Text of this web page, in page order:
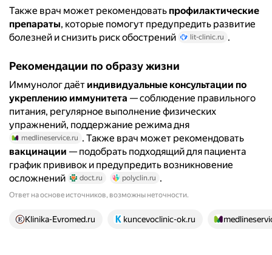
Также врач может рекомендовать профилактические
препараты, которые помогут предупредить развитие
болезней и снизить риск обострений
lit-clinic.ru .
Рекомендации по образу жизни
Иммунолог даёт индивидуальные консультации по
укреплению иммунитета — соблюдение правильного
питания, регулярное выполнение физических
упражнений, поддержание режима дня
medlineservice.ru . Также врач может рекомендовать
вакцинации — подобрать подходящий для пациента
график прививок и предупредить возникновение
осложнений
doct.ru polyclin.ru .
Ответ на основе источников, возможны неточности.
19 источников
Klinika-Evromed.ru kuncevoclinic-ok.ru